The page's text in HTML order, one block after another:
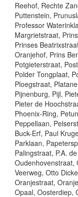
Reehof, Rechte
Puttenstein,
Professor
Margrietstraat,
Prinses
Oranjehof, Prins
Potgieterstraat,
Polder Tongplaat,
Ploegstraat,
Pijnenburg, Pijl,
Pieter de
Phoenix-Ring,
Peppellaan,
Buck-Erf, Paul
Parklaan,
Palingstraat, P.A.
Oudenhovenstraat,
Veerweg, Otto
Oranjestraat,
Opaal, Oosterdiep,